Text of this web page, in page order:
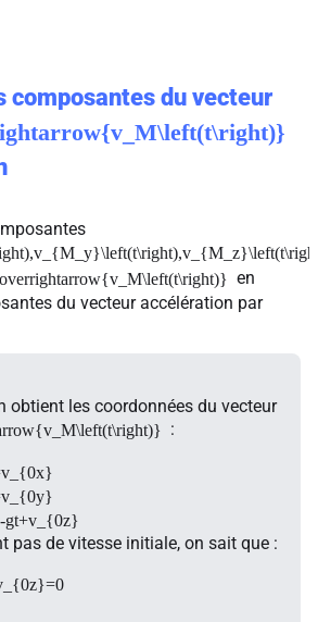
composantes du vecteur
en
du vecteur accélération par
obtient les coordonnées du vecteur
:
gt+v_{0z}
pas de vitesse initiale, on sait que :